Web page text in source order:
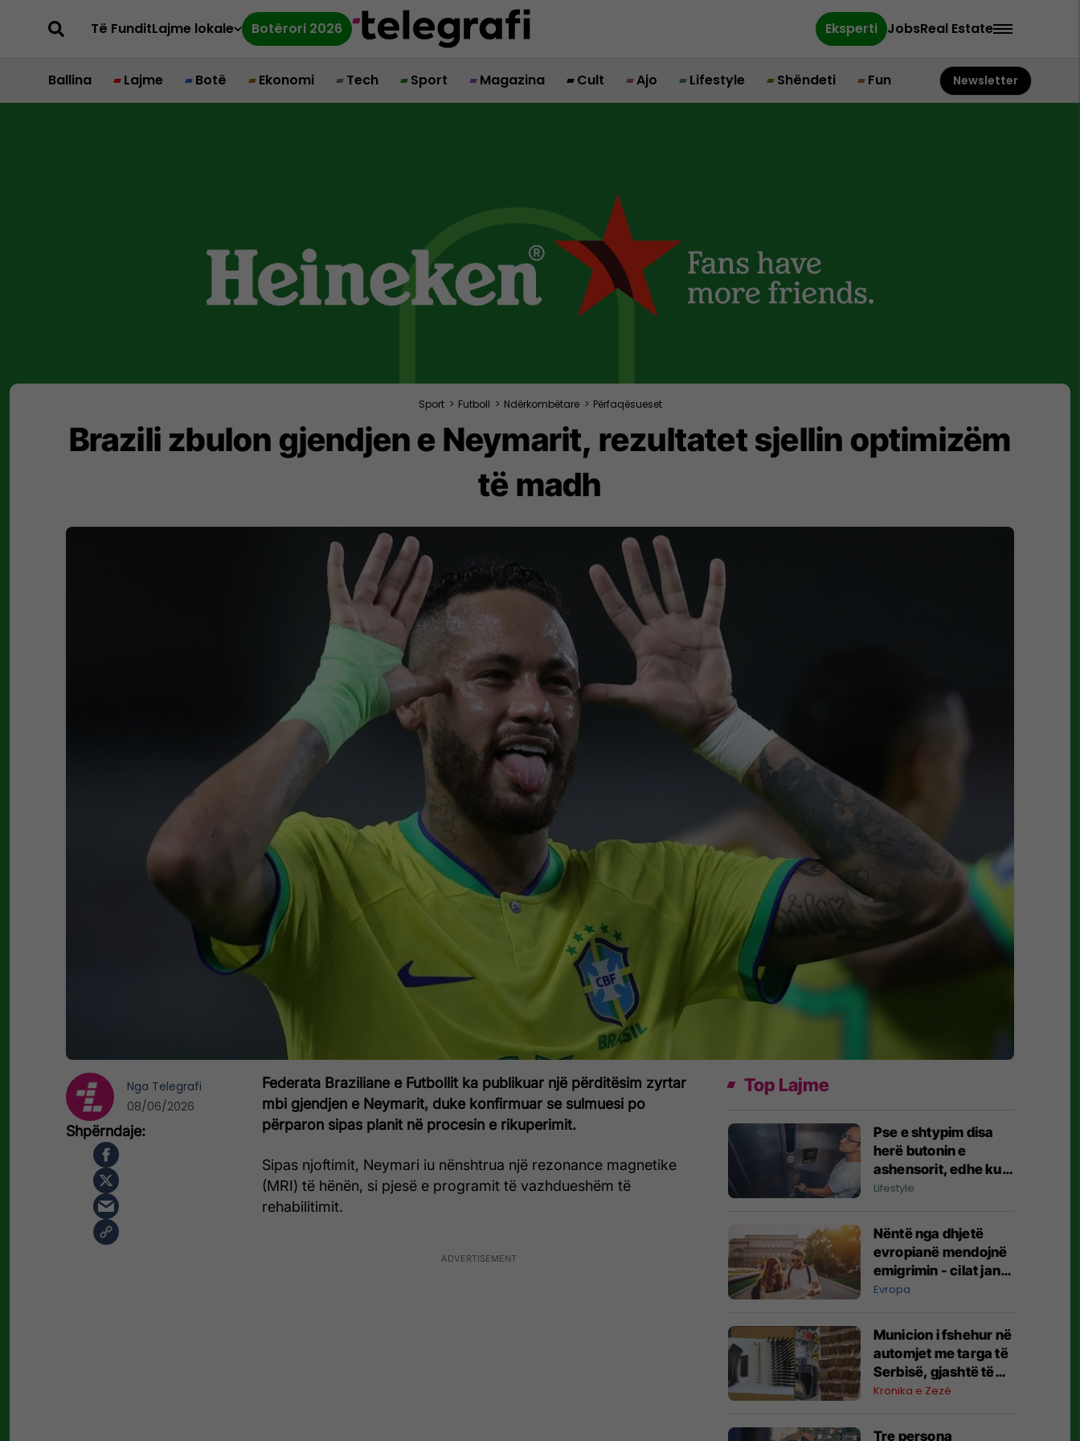
Të FunditLajme lokale Botërori 2026 Eksperti JobsReal Estate
Ballina Lajme Botë Ekonomi Tech Sport Magazina Cult Ajo Lifestyle Shëndeti Fun Newsletter
Sport > Futboll > Ndërkombëtare > Përfaqësueset
Brazili zbulon gjendjen e Neymarit, rezultatet sjellin optimizëm
të madh
Federata Braziliane e Futbollit ka publikuar një përditësim zyrtar
mbi gjendjen e Neymarit, duke konfirmuar se sulmuesi po
përparon sipas planit në procesin e rikuperimit.
Sipas njoftimit, Neymari iu nënshtrua një rezonance magnetike
(MRI) të hënën, si pjesë e programit të vazhdueshëm të
rehabilitimit.
Nga Telegrafi
08/06/2026
Top Lajme
Pse e shtypim disa
herë butonin e
ashensorit, edhe kur
është ndezur?
arsye të veçantë
Lifestyle
Nëntë nga dhjetë
evropianë mendojnë
emigrimin - cilat janë
shtetet më tërheqëse
Evropa
Municion i fshehur në
automjet me targa të
Serbisë, gjashtë të
arrestuar në
Kronika e Zezë
Tre persona